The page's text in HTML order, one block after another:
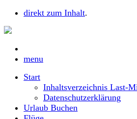
direkt zum Inhalt.
menu
Start
Inhaltsverzeichnis Last-
Datenschutzerklärung
Urlaub Buchen